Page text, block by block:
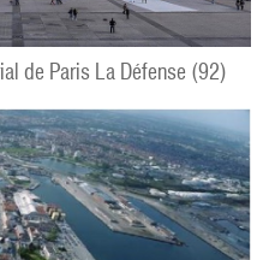
de Paris La Défense (92)